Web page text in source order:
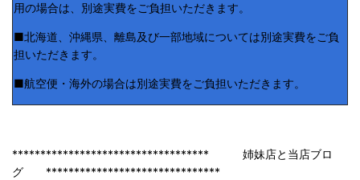
用の場合は、別途実費をご負担いただきます。
■北海道、沖縄県、離島及び一部地域については別途実費をご負
担いただきます。
■航空便・海外の場合は別途実費をご負担いただきます。
*********************************** 姉妹店と当店ブロ
グ *******************************